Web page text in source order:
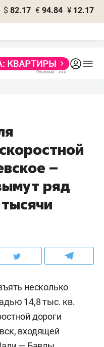
$ 82.17 € 94.84 ¥ 12.17
–
ряд
несколько
14,8 тыс. кв.
дороги
входящей